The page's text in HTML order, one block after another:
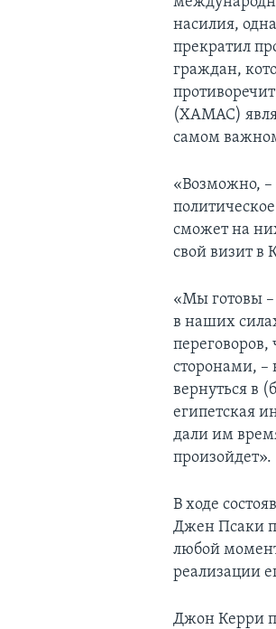
насилия,
прекратил
граждан,
(ХАМАС)
самом
«Возможно, –
сможет на
свой визит в
«Мы готовы –
в наших
сторонами, –
вернуться в
египетская
дали им
произойдет».
В ходе
Джен Псаки
любой
реализации
Джон Керри